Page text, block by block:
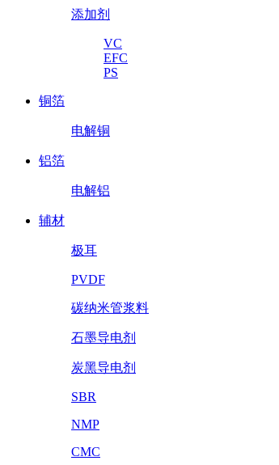
添加剂
VC
EFC
PS
铜箔
电解铜
铝箔
电解铝
辅材
极耳
PVDF
碳纳米管浆料
石墨导电剂
炭黑导电剂
SBR
NMP
CMC